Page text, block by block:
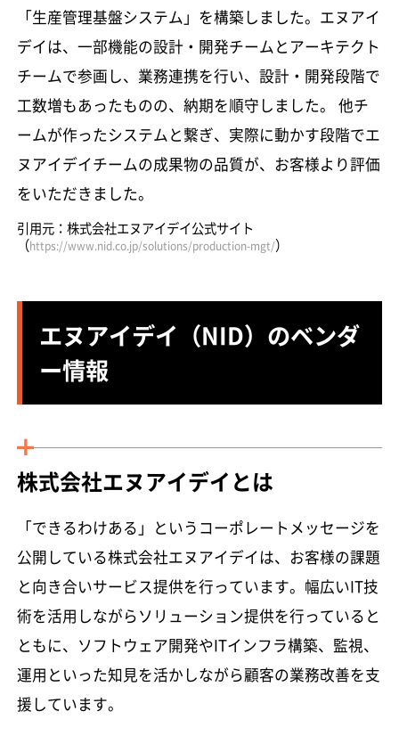
「生産管理基盤システム」を構築しました。エヌアイ
デイは、一部機能の設計・開発チームとアーキテクト
チームで参画し、業務連携を行い、設計・開発段階で
工数増もあったものの、納期を順守しました。 他チ
ームが作ったシステムと繋ぎ、実際に動かす段階でエ
ヌアイデイチームの成果物の品質が、お客様より評価
をいただきました。
引用元：株式会社エヌアイデイ公式サイト
（https://www.nid.co.jp/solutions/production-mgt/）
エヌアイデイ（NID）のベンダ
ー情報
株式会社エヌアイデイとは
「できるわけある」というコーポレートメッセージを
公開している株式会社エヌアイデイは、お客様の課題
と向き合いサービス提供を行っています。幅広いIT技
術を活用しながらソリューション提供を行っていると
ともに、ソフトウェア開発やITインフラ構築、監視、
運用といった知見を活かしながら顧客の業務改善を支
援しています。